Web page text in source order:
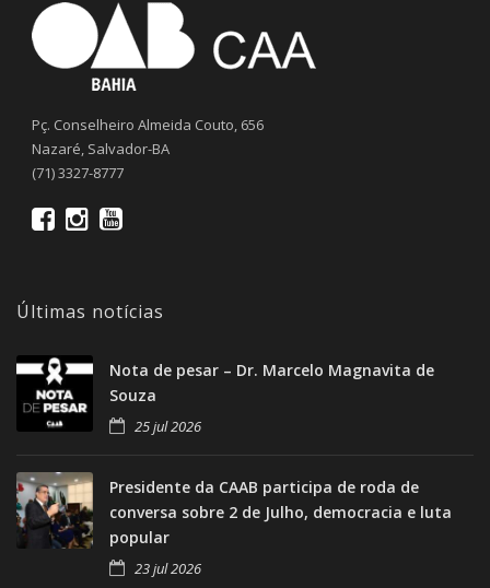
Pç. Conselheiro Almeida Couto, 656
Nazaré, Salvador-BA
(71) 3327-8777
Últimas notícias
Nota de pesar – Dr. Marcelo Magnavita de
Souza
25 jul 2026
Presidente da CAAB participa de roda de
conversa sobre 2 de Julho, democracia e luta
popular
23 jul 2026